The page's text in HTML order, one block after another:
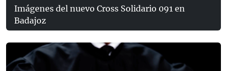
Imágenes del nuevo Cross Solidario 091 en
Badajoz